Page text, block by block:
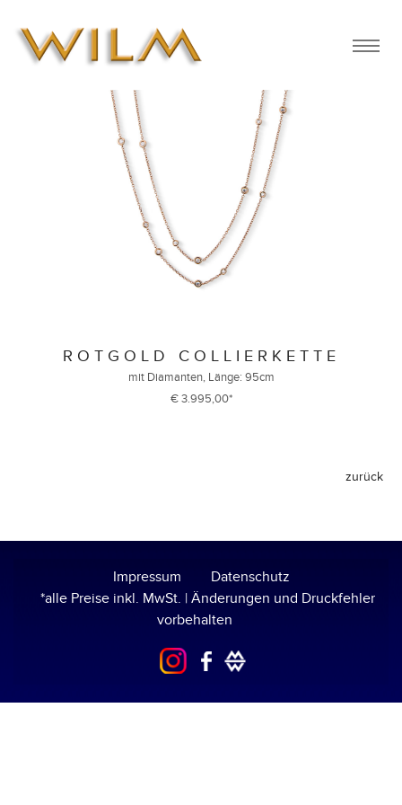
ROTGOLD COLLIERKETTE
mit Diamanten, Länge: 95cm
€ 3.995,00*
Impressum
Datenschutz
*alle Preise inkl. MwSt. | Änderungen und Druckfehler
vorbehalten